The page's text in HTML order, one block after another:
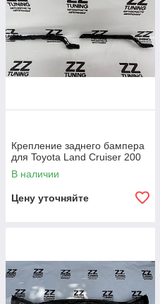
Крепление заднего бампера
для Toyota Land Cruiser 200
В наличии
Цену уточняйте